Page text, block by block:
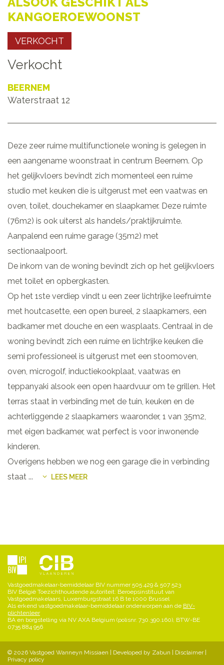
KANGOEROEWOONST
VERKOCHT
Verkocht
BEERNEM
Waterstraat 12
Deze zeer ruime multifunctionele woning is gelegen in
een aangename woonstraat in centrum Beernem. Op
het gelijkvloers bevindt zich momenteel een ruime
studio met keuken die is uitgerust met een vaatwas en
oven, toilet, douchekamer en slaapkamer. Deze ruimte
(76m2) is ook uiterst als handels/praktijkruimte.
Aanpalend een ruime garage (35m2) met
sectionaalpoort.
De inkom van de woning bevindt zich op het gelijkvloers
met toilet en opbergkasten.
Op het 1ste verdiep vindt u een zeer lichtrijke leefruimte
met houtcasette, een open bureel, 2 slaapkamers, een
badkamer met douche en een wasplaats. Centraal in de
woning bevindt zich een ruime en lichtrijke keuken die
semi professioneel is uitgerust met een stoomoven,
oven, microgolf, inductiekookplaat, vaatwas en
teppanyaki alsook een open haardvuur om te grillen. Het
terras staat in verbinding met de tuin, keuken en de
achterliggende 2 slaapkamers waaronder, 1 van 35m2,
met eigen badkamer, wat perfect is voor inwonende
kinderen.
Overigens hebben we nog een garage die in verbinding
staat ... LEES MEER
Vastgoedmakelaar-bemiddelaar BIV nummer 505 429 & 507 523
BIV België Toezichthoudende autoriteit: Beroepsinstituut van
Vastgoedmakelaars, Luxemburgstraat 16 B te 1000 Brussel
Als erkend vastgoedmakelaar-bemiddelaar onderworpen aan de BIV-
plichtenleer
BA en borgstelling via NV AXA Belgium (polisnr. 730.390.160), BTW-BE
0735 884 956
© 2026 Vastgoed Wanneyn Missiaen | Developed by Zabun Disclaimer|
Privacy policy